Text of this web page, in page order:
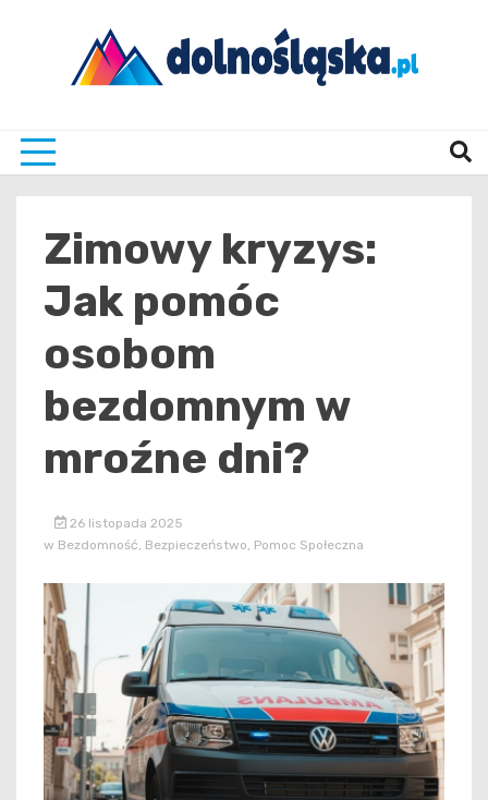
Zimowy kryzys:
Jak pomóc
osobom
bezdomnym w
mroźne dni?
26 listopada 2025
w Bezdomność Bezpieczeństwo Pomoc Społeczna